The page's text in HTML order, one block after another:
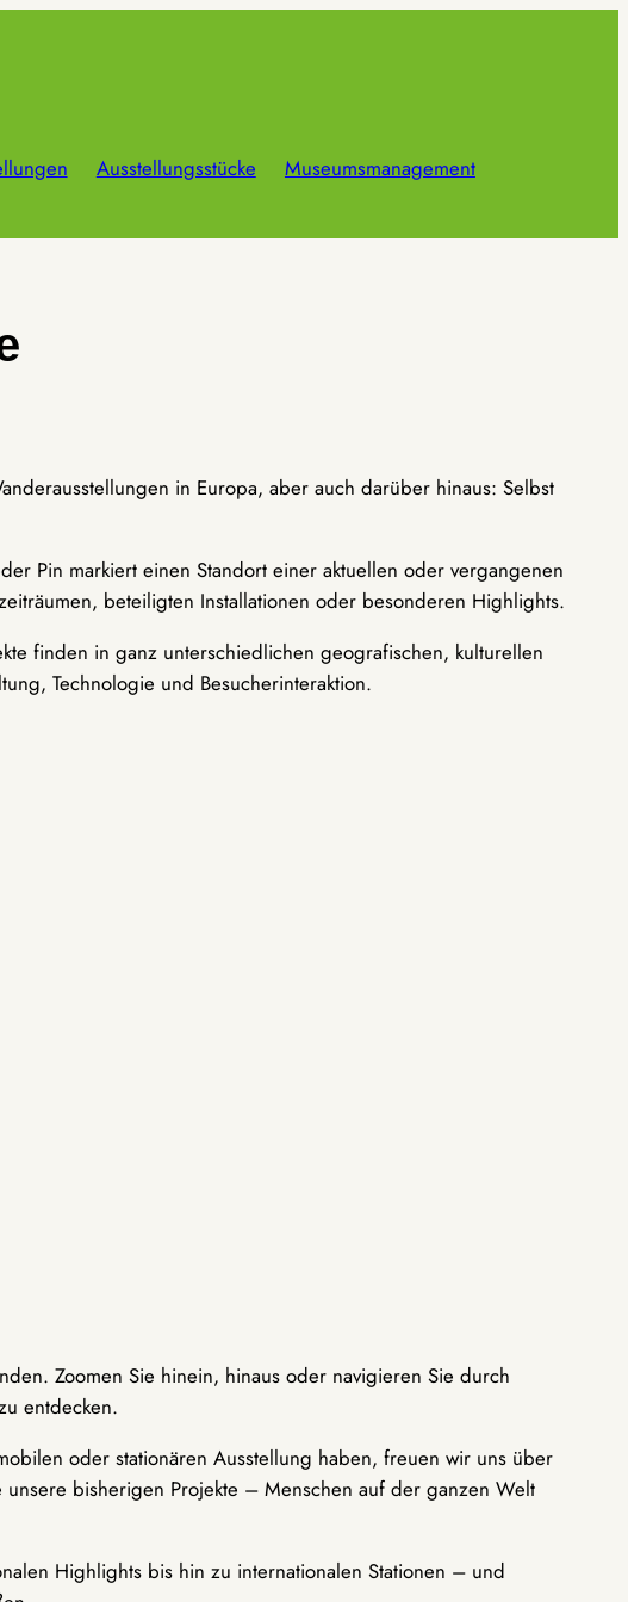
Ausstellungsstücke
Museumsmanagement
in Europa, aber auch darüber hinaus: Selbst
Pin markiert einen Standort einer aktuellen oder vergangenen
beteiligten Installationen oder besonderen Highlights.
finden in ganz unterschiedlichen geografischen, kulturellen
Technologie und Besucherinteraktion.
Zoomen Sie hinein, hinaus oder navigieren Sie durch
entdecken.
oder stationären Ausstellung haben, freuen wir uns über
unsere bisherigen Projekte – Menschen auf der ganzen Welt
Highlights bis hin zu internationalen Stationen – und